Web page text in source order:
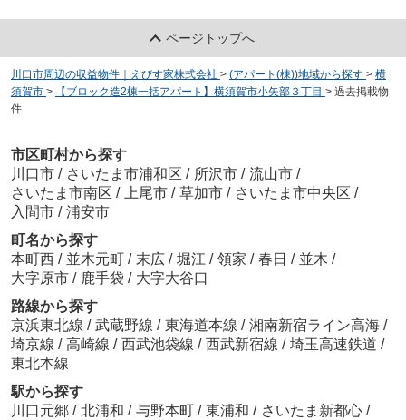
ページトップへ
川口市周辺の収益物件｜えびす家株式会社 > (アパート(棟))地域から探す > 横
須賀市 > 【ブロック造2棟一括アパート】横須賀市小矢部３丁目 > 過去掲載物
件
市区町村から探す
川口市 / さいたま市浦和区 / 所沢市 / 流山市 /
さいたま市南区 / 上尾市 / 草加市 / さいたま市中央区 /
入間市 / 浦安市
町名から探す
本町西 / 並木元町 / 末広 / 堀江 / 領家 / 春日 / 並木 /
大字原市 / 鹿手袋 / 大字大谷口
路線から探す
京浜東北線 / 武蔵野線 / 東海道本線 / 湘南新宿ライン高海 /
埼京線 / 高崎線 / 西武池袋線 / 西武新宿線 / 埼玉高速鉄道 /
東北本線
駅から探す
川口元郷 / 北浦和 / 与野本町 / 東浦和 / さいたま新都心 /